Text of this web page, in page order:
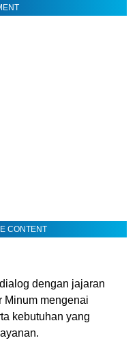
CONTENT
dengan jajaran
Minum mengenai
kebutuhan yang